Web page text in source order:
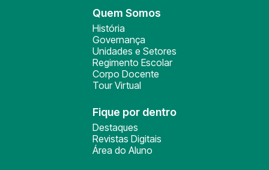
Quem Somos
História
Governança
Unidades e Setores
Regimento Escolar
Corpo Docente
Tour Virtual
Fique por dentro
Destaques
Revistas Digitais
Área do Aluno